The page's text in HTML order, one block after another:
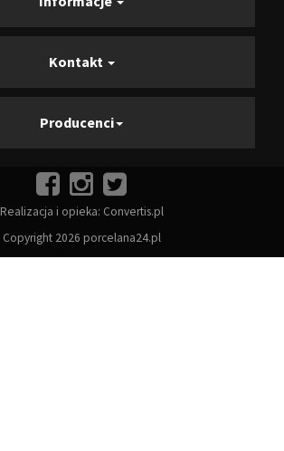
Kontakt
Producenci
Realizacja i opieka: Convertis.pl
Copyright 2026 porcelana24.pl